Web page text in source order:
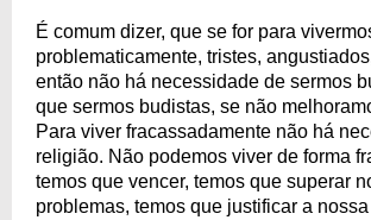
É comum dizer, que se for para
problematicamente, tristes,
então não há necessidade de sermos
que sermos budistas, se não
Para viver fracassadamente não há
religião. Não podemos viver de forma
temos que vencer, temos que superar
problemas, temos que justificar a